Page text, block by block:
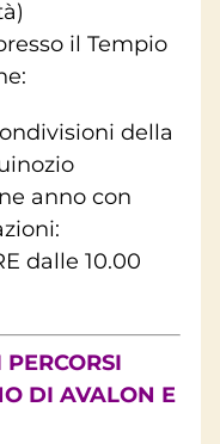
il Tempio
della
anno con
dalle 10.00
PERCORSI
DI AVALON E